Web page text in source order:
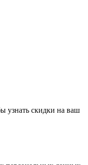
узнать скидки на ваш